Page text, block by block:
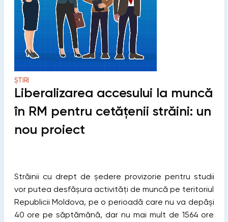
ȘTIRI
Liberalizarea accesului la muncă
în RM pentru cetățenii străini: un
nou proiect
Străinii cu drept de ședere provizorie pentru studii
vor putea desfăşura activităţi de muncă pe teritoriul
Republicii Moldova, pe o perioadă care nu va depăși
40 ore pe săptămână, dar nu mai mult de 1564 ore